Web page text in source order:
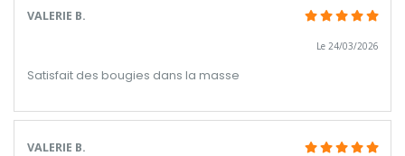
VALERIE B.
Le 24/03/2026
Satisfait des bougies dans la masse
VALERIE B.